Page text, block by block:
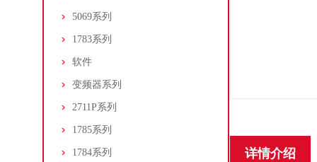
5069系列
1783系列
软件
变频器系列
2711P系列
1785系列
1784系列 详情介绍